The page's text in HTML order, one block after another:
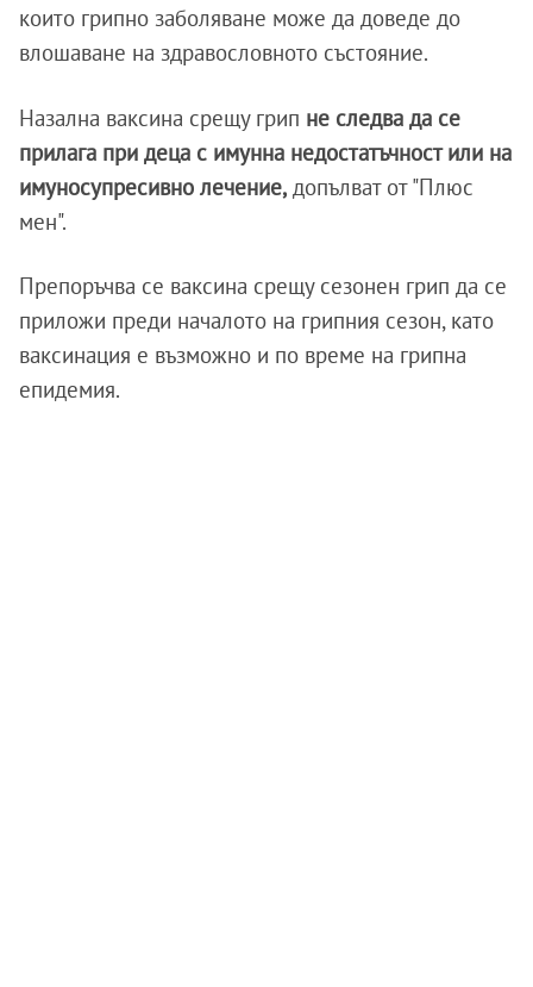
които грипно заболяване може да доведе до
влошаване на здравословното състояние.
Назална ваксина срещу грип не следва да се
прилага при деца с имунна недостатъчност или на
имуносупресивно лечение, допълват от "Плюс
мен".
Препоръчва се ваксина срещу сезонен грип да се
приложи преди началото на грипния сезон, като
ваксинация е възможно и по време на грипна
епидемия.